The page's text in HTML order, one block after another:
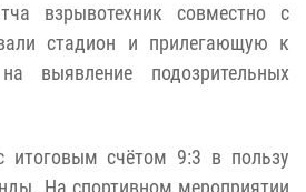
взрывотехник совместно с
стадион и прилегающую к
выявление подозрительных
итоговым счётом 9:3 в пользу
На спортивном мероприятии